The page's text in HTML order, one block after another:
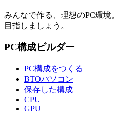
みんなで作る、理想のPC環境。
目指しましょう。
PC構成ビルダー
PC構成をつくる
BTOパソコン
保存した構成
CPU
GPU